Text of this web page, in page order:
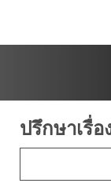
ปรึกษาเรื่